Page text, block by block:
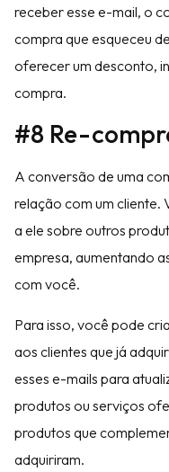
receber esse e-mail, o
compra que esqueceu
oferecer um desconto,
compra.
#8 Re-
A conversão de uma
relação com um cliente.
a ele sobre outros
empresa, aumentando
com você.
Para isso, você pode
aos clientes que já
esses e-mails para
produtos ou serviços
produtos que
adquiriram.